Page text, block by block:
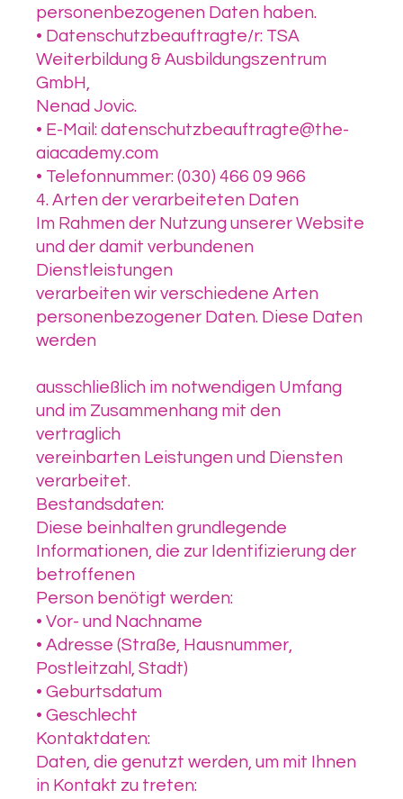
personenbezogenen Daten haben.
• Datenschutzbeauftragte/r: TSA
Weiterbildung & Ausbildungszentrum
GmbH,
Nenad Jovic.
• E-Mail: datenschutzbeauftragte@the-
aiacademy.com
• Telefonnummer: (030) 466 09 966
4. Arten der verarbeiteten Daten
Im Rahmen der Nutzung unserer Website
und der damit verbundenen
Dienstleistungen
verarbeiten wir verschiedene Arten
personenbezogener Daten. Diese Daten
werden
ausschließlich im notwendigen Umfang
und im Zusammenhang mit den
vertraglich
vereinbarten Leistungen und Diensten
verarbeitet.
Bestandsdaten:
Diese beinhalten grundlegende
Informationen, die zur Identifizierung der
betroffenen
Person benötigt werden:
• Vor- und Nachname
• Adresse (Straße, Hausnummer,
Postleitzahl, Stadt)
• Geburtsdatum
• Geschlecht
Kontaktdaten:
Daten, die genutzt werden, um mit Ihnen
in Kontakt zu treten: